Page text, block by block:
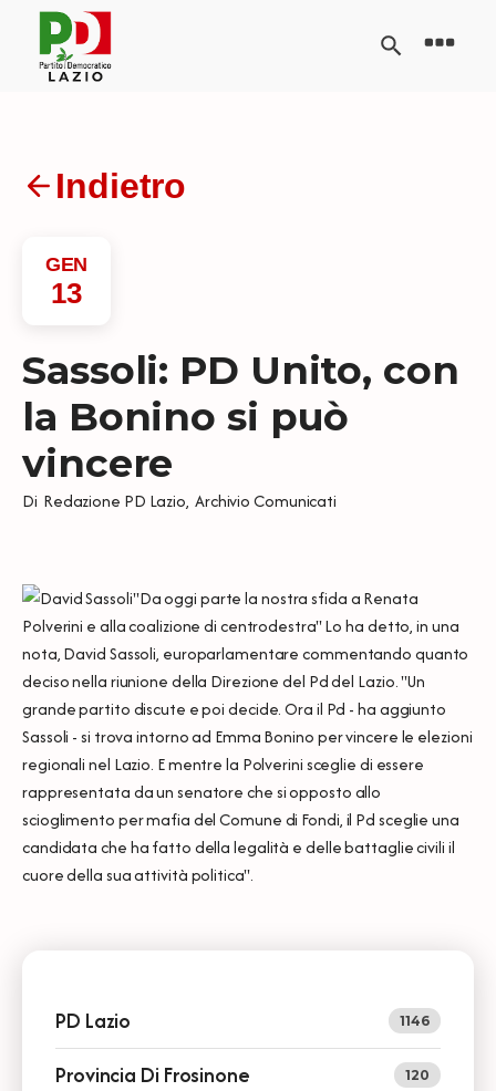
Indietro
GEN
13
Sassoli: PD Unito, con
la Bonino si può
vincere
Di Redazione PD Lazio, Archivio Comunicati
"Da oggi parte la nostra sfida a Renata
Polverini e alla coalizione di centrodestra" Lo ha detto, in una
nota, David Sassoli, europarlamentare commentando quanto
deciso nella riunione della Direzione del Pd del Lazio. "Un
grande partito discute e poi decide. Ora il Pd - ha aggiunto
Sassoli - si trova intorno ad Emma Bonino per vincere le elezioni
regionali nel Lazio. E mentre la Polverini sceglie di essere
rappresentata da un senatore che si opposto allo
scioglimento per mafia del Comune di Fondi, il Pd sceglie una
candidata che ha fatto della legalità e delle battaglie civili il
cuore della sua attività politica".
PD Lazio 1146
Provincia Di Frosinone 120